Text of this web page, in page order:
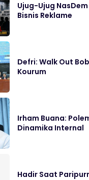
Ujug-Ujug
Bisnis Reklame
Defri: Walk Out
Kourum
Irham Buana:
Dinamika Internal
Hadir Saat